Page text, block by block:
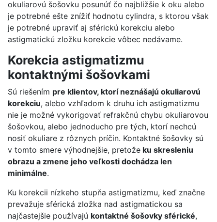
okuliarovú šošovku posunúť čo najbližšie k oku alebo
je potrebné ešte znížiť hodnotu cylindra, s ktorou však
je potrebné upraviť aj sférickú korekciu alebo
astigmatickú zložku korekcie vôbec nedávame.
Korekcia astigmatizmu
kontaktnými šošovkami
Sú riešením pre klientov, ktorí neznášajú okuliarovú
korekciu, alebo vzhľadom k druhu ich astigmatizmu
nie je možné vykorigovať refrakčnú chybu okuliarovou
šošovkou, alebo jednoducho pre tých, ktorí nechcú
nosiť okuliare z rôznych príčin. Kontaktné šošovky sú
v tomto smere výhodnejšie, pretože ku skresleniu
obrazu a zmene jeho veľkosti dochádza len
minimálne.
Ku korekcii nízkeho stupňa astigmatizmu, keď značne
prevažuje sférická zložka nad astigmatickou sa
najčastejšie používajú kontaktné šošovky sférické,